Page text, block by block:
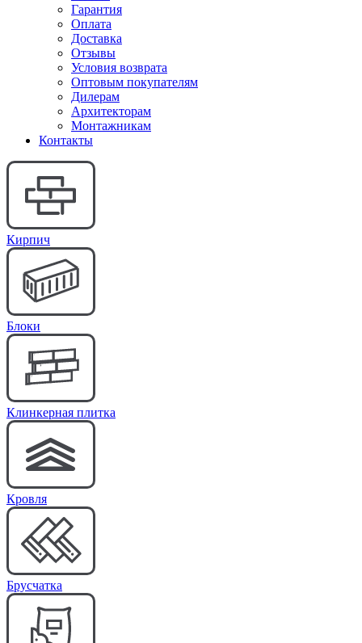
Гарантия
Оплата
Доставка
Отзывы
Условия возврата
Оптовым покупателям
Дилерам
Архитекторам
Монтажникам
Контакты
Кирпич
Блоки
Клинкерная плитка
Кровля
Брусчатка